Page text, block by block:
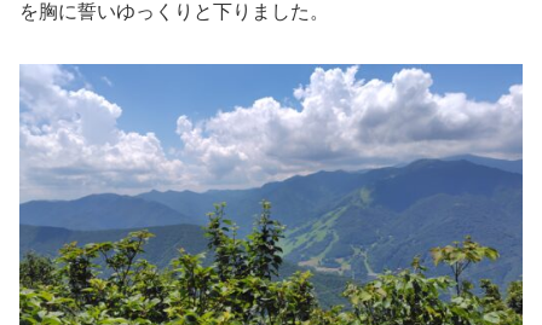
を胸に誓いゆっくりと下りました。